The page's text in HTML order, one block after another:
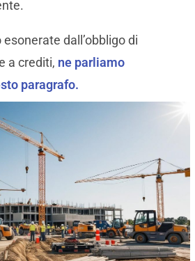
dall’obbligo di
a crediti, ne parliamo
paragrafo.